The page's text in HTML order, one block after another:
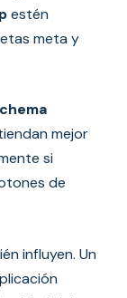
estén
meta y
mejor
si
de
influyen. Un